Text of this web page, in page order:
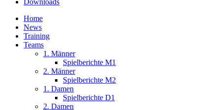
Home
News
Training
Teams
1. Männer
Spielberichte M1
2. Männer
Spielberichte M2
1. Damen
Spielberichte D1
2. Damen